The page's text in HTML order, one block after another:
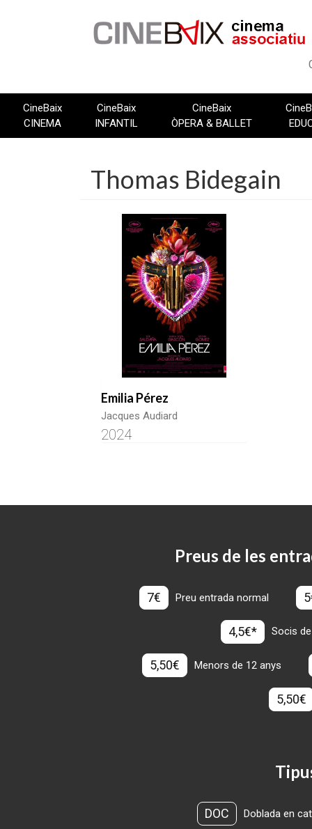
CineBaix
CINEMA
CineBaix
INFANTIL
CineBaix
ÒPERA & BALLET
Thomas Bidegain
Emilia Pérez
Jacques Audiard
2024
Preus de les
7€ Preu entrada normal
4,5€* Socis
5,50€ Menors de 12 anys
5,50€
DOC Doblada en